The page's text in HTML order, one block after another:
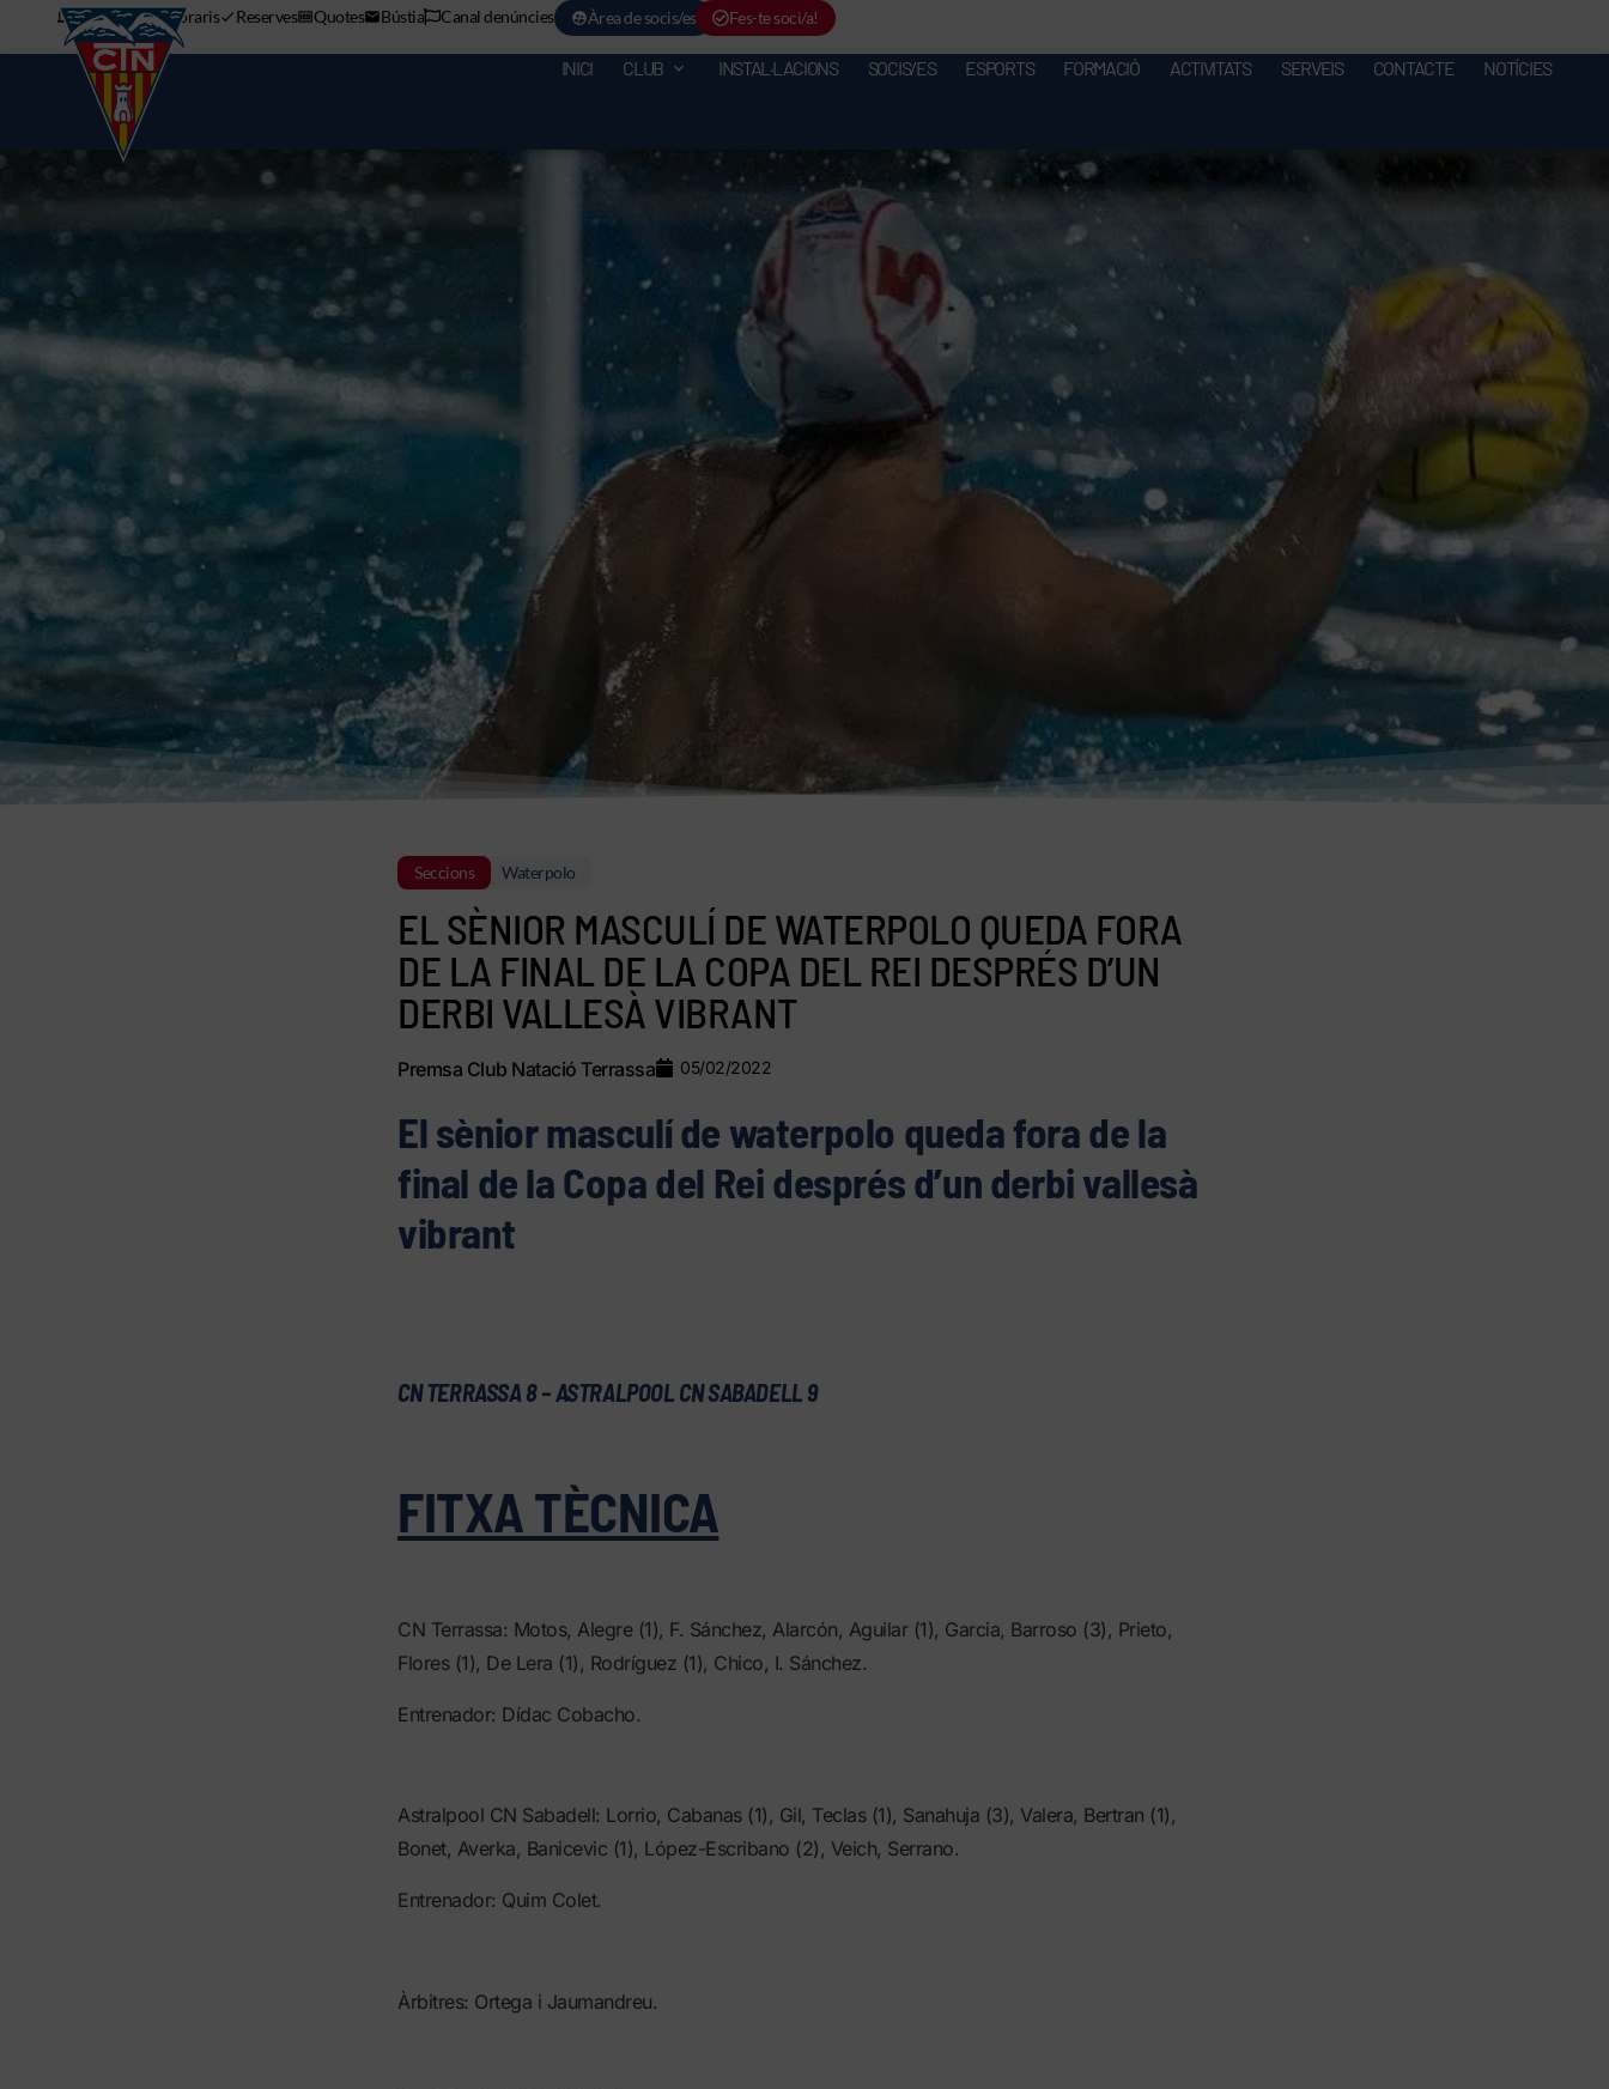
APP mòbil Horaris Reserves Quotes Bústia Canal denúncies Àrea de socis/es Fes-te soci/a!
INICI CLUB INSTAL·LACIONS SOCIS/ES ESPORTS FORMACIÓ ACTIVITATS SERVEIS CONTACTE NOTÍCIES
Seccions Waterpolo
EL SÈNIOR MASCULÍ DE WATERPOLO QUEDA FORA
DE LA FINAL DE LA COPA DEL REI DESPRÉS D’UN
DERBI VALLESÀ VIBRANT
Premsa Club Natació Terrassa 05/02/2022
El sènior masculí de waterpolo queda fora de la
final de la Copa del Rei després d’un derbi vallesà
vibrant
CN TERRASSA 8 – ASTRALPOOL CN SABADELL 9
FITXA TÈCNICA
CN Terrassa: Motos, Alegre (1), F. Sánchez, Alarcón, Aguilar (1), Garcia, Barroso (3), Prieto,
Flores (1), De Lera (1), Rodríguez (1), Chico, I. Sánchez.
Entrenador: Dídac Cobacho.
Astralpool CN Sabadell: Lorrio, Cabanas (1), Gil, Teclas (1), Sanahuja (3), Valera, Bertran (1),
Bonet, Averka, Banicevic (1), López-Escribano (2), Veich, Serrano.
Entrenador: Quim Colet.
Àrbitres: Ortega i Jaumandreu.